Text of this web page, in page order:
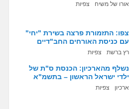
אורו של משיח צפיות
צפו: התזמורת פרצה בשירת "יחי"
עם כניסת האורחים החב"דיים
רץ ברשת צפיות
נשלף מהארכיון: הכנסת ס"ת של
ילדי ישראל הראשון – בתשמ"א
ארכיון צפיות